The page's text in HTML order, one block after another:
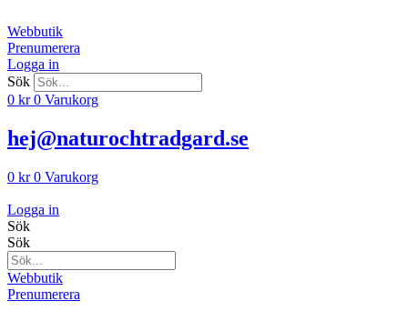
till
innehåll
Webbutik
Prenumerera
Logga in
Sök
0 kr 0 Varukorg
hej@naturochtradgard.se
0 kr 0 Varukorg
Logga in
Sök
Sök
Webbutik
Prenumerera